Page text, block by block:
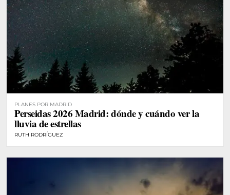
PLANES POR MADRID
Perseidas 2026 Madrid: dónde y cuándo ver la
lluvia de estrellas
RUTH RODRÍGUEZ